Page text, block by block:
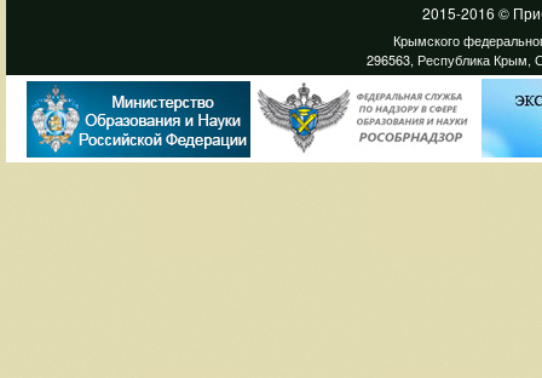
2015-2016 ©
Крымского
296563, Республика Крым,